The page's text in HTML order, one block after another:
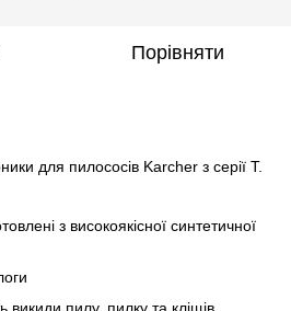
Порівняти
для пилососів Karcher з серії T.
з високоякісної синтетичної